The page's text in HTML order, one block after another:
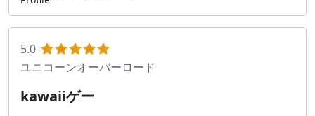
います。
シリーズとして続編が出るのならば是非購入したい。
ストーリーは王道で、そこまで深くはないものです
が、雰囲気としては十分必要なものが揃えてありま
キャラクター同士の掛け合いの作りこみもよく、意外
5.0
ユニコーンオーバーロード
kawaiiゲー